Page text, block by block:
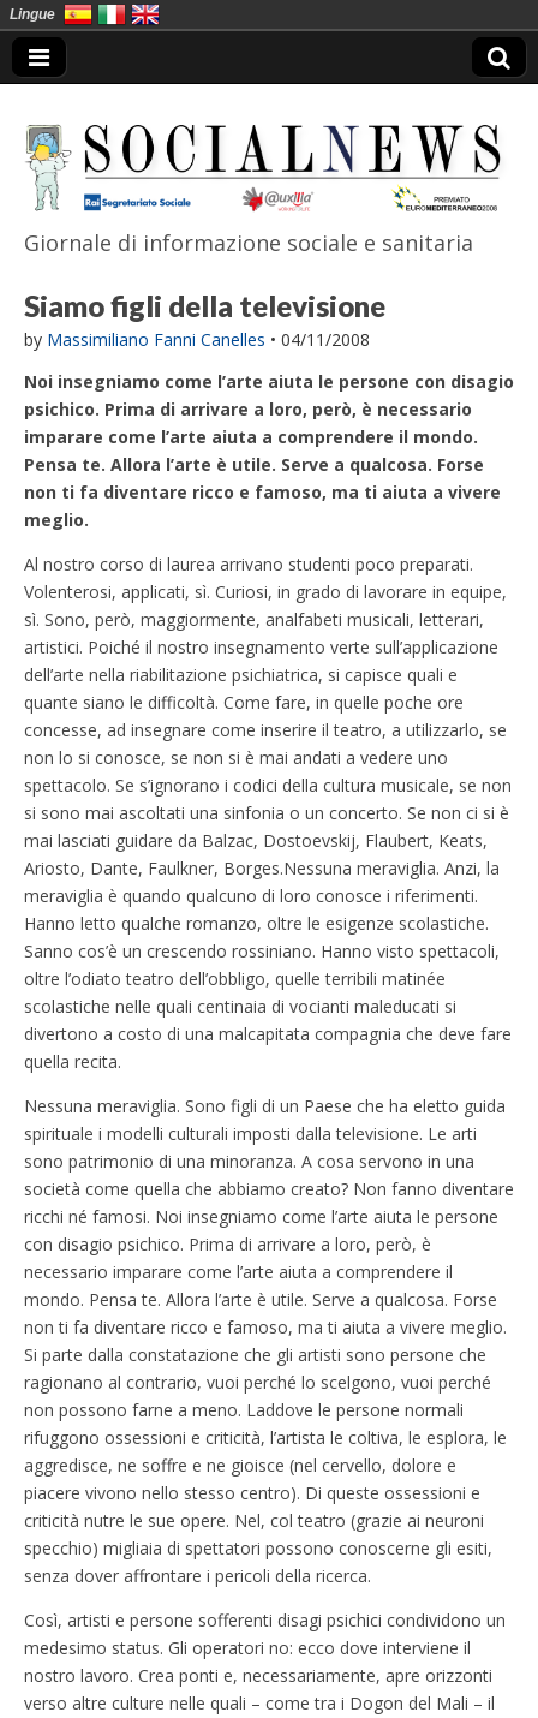
SocialNews
Giornale di informazione sociale e sanitaria
Siamo figli della televisione
by Massimiliano Fanni Canelles • 04/11/2008
Noi insegniamo come l’arte aiuta le persone con disagio
psichico. Prima di arrivare a loro, però, è necessario
imparare come l’arte aiuta a comprendere il mondo.
Pensa te. Allora l’arte è utile. Serve a qualcosa. Forse
non ti fa diventare ricco e famoso, ma ti aiuta a vivere
meglio.
Al nostro corso di laurea arrivano studenti poco preparati.
Volenterosi, applicati, sì. Curiosi, in grado di lavorare in equipe,
sì. Sono, però, maggiormente, analfabeti musicali, letterari,
artistici. Poiché il nostro insegnamento verte sull’applicazione
dell’arte nella riabilitazione psichiatrica, si capisce quali e
quante siano le difficoltà. Come fare, in quelle poche ore
concesse, ad insegnare come inserire il teatro, a utilizzarlo, se
non lo si conosce, se non si è mai andati a vedere uno
spettacolo. Se s’ignorano i codici della cultura musicale, se non
si sono mai ascoltati una sinfonia o un concerto. Se non ci si è
mai lasciati guidare da Balzac, Dostoevskij, Flaubert, Keats,
Ariosto, Dante, Faulkner, Borges.Nessuna meraviglia. Anzi, la
meraviglia è quando qualcuno di loro conosce i riferimenti.
Hanno letto qualche romanzo, oltre le esigenze scolastiche.
Sanno cos’è un crescendo rossiniano. Hanno visto spettacoli,
oltre l’odiato teatro dell’obbligo, quelle terribili matinée
scolastiche nelle quali centinaia di vocianti maleducati si
divertono a costo di una malcapitata compagnia che deve fare
quella recita.
Nessuna meraviglia. Sono figli di un Paese che ha eletto guida
spirituale i modelli culturali imposti dalla televisione. Le arti
sono patrimonio di una minoranza. A cosa servono in una
società come quella che abbiamo creato? Non fanno diventare
ricchi né famosi. Noi insegniamo come l’arte aiuta le persone
con disagio psichico. Prima di arrivare a loro, però, è
necessario imparare come l’arte aiuta a comprendere il
mondo. Pensa te. Allora l’arte è utile. Serve a qualcosa. Forse
non ti fa diventare ricco e famoso, ma ti aiuta a vivere meglio.
Si parte dalla constatazione che gli artisti sono persone che
ragionano al contrario, vuoi perché lo scelgono, vuoi perché
non possono farne a meno. Laddove le persone normali
rifuggono ossessioni e criticità, l’artista le coltiva, le esplora, le
aggredisce, ne soffre e ne gioisce (nel cervello, dolore e
piacere vivono nello stesso centro). Di queste ossessioni e
criticità nutre le sue opere. Nel, col teatro (grazie ai neuroni
specchio) migliaia di spettatori possono conoscerne gli esiti,
senza dover affrontare i pericoli della ricerca.
Così, artisti e persone sofferenti disagi psichici condividono un
medesimo status. Gli operatori no: ecco dove interviene il
nostro lavoro. Crea ponti e, necessariamente, apre orizzonti
verso altre culture nelle quali – come tra i Dogon del Mali – il
Lingue